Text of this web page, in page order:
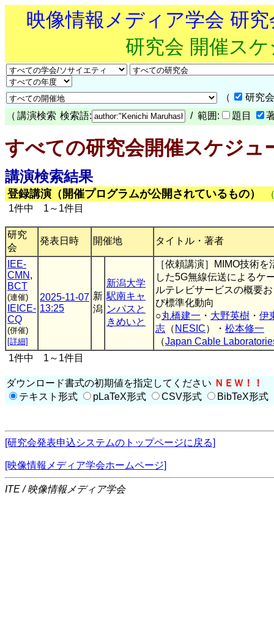
映像情報メディア学会 研
研究会 開催ス
（
研究
（ 講演検索 検索語: / 範囲: 題目
すべての研究会開催スケジュ
講演検索結果
登録講演（開催プログラムが公開されているもの）
1件中 1～1件目
研究
会
発表日時 開催地 タイトル・著者
IEE-
CMN ,
BCT
(連催)
IEICE-
CQ
(併催)
[詳細]
2025-11-07
13:25
新
潟
新潟大学
駅南キャ
ンパスと
きめいと
［依頼講演］MIMO技術を
した5G無線伝送によるケ
ルテレビサービスの概要
び標準化動向
○丸橋建一 ・ 大野英樹 ・ 伊
志 （ NESIC）・ 松本修一
（Japan Cable
1件中 1～1件目
ダウンロード書式の初期値を指定してください ＮＥＷ！！
テキスト形式
pLaTeX形式 CSV形式 BibTeX形式
[研究会発表申込システムのトップページに戻る]
[映像情報メディア学会ホームページ]
ITE / 映像情報メディア学会